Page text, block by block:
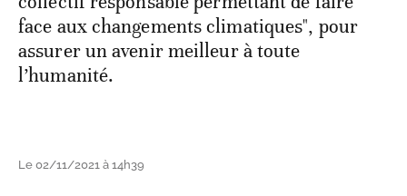
face aux changements climatiques", pour
assurer un avenir meilleur à toute
l’humanité.
Le 02/11/2021 à 14h39